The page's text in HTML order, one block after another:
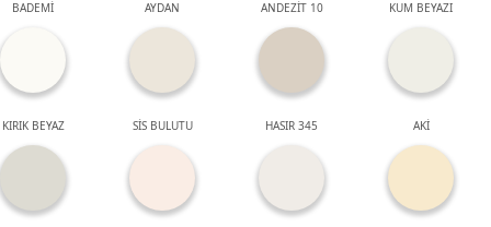
BADEMİ AYDAN ANDEZİT 10 KUM BEYAZI
KIRIK BEYAZ SİS BULUTU HASIR 345 AKİ